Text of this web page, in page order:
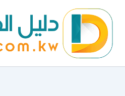
المحتوى